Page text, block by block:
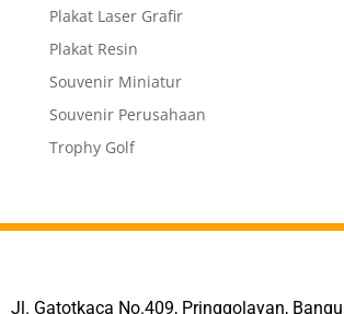
Plakat Laser Grafir
Plakat Resin
Souvenir Miniatur
Souvenir Perusahaan
Trophy Golf
Jl. Gatotkaca No.409, Pringgolayan,